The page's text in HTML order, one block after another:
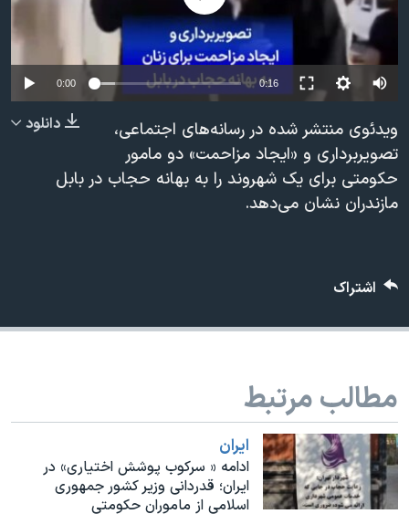
فرهنگ و زندگی
حقوق شهروندی
اقتصادی
اسرائیل در جنگ
گالری عکس
آرشیو پخش زنده
مستندها
انتخابات ریاست جمهوری آمریکا ۲۰۲۴
حمله جمهوری اسلامی به اسرائیل
ورزش زنان در ایران
اعتراضات زن، زندگی، آزادی
مجموعه مستندهای دادخواهی
دادگاه حمید نوری
اسرائیل در جنگ
نرگس محمدی برنده جایزه نوبل صلح
همایش محافظه‌کاران آمریکا «سی‌پک»
صفحه‌های ویژه
دنبال کنید
زبانهای مختلف
0:00 0:16
دانلود
ویدئوی منتشر شده در رسانه‌های اجتماعی،
تصویربرداری و «ایجاد مزاحمت» دو مامور
حکومتی برای یک شهروند را به بهانه حجاب در بابل
مازندران نشان می‌دهد.
اشتراک
مطالب مرتبط
ايران
ادامه « سرکوب پوشش اختیاری» در
ایران؛ قدردانی وزیر کشور جمهوری
اسلامی از ماموران حکومتی